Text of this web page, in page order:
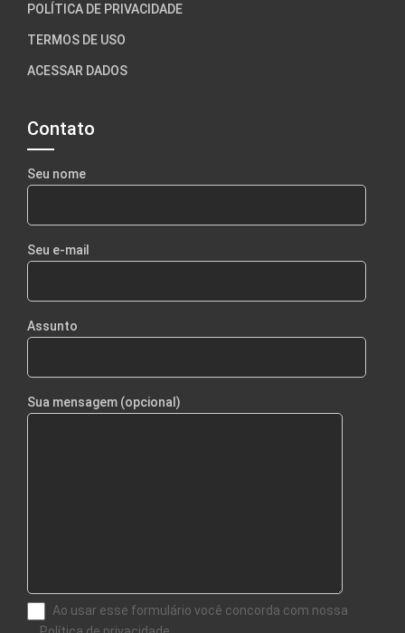
POLÍTICA DE PRIVACIDADE
TERMOS DE USO
ACESSAR DADOS
Contato
Seu nome
Seu e-mail
Assunto
Sua mensagem (opcional)
Ao usar esse formulário você concorda com nossa